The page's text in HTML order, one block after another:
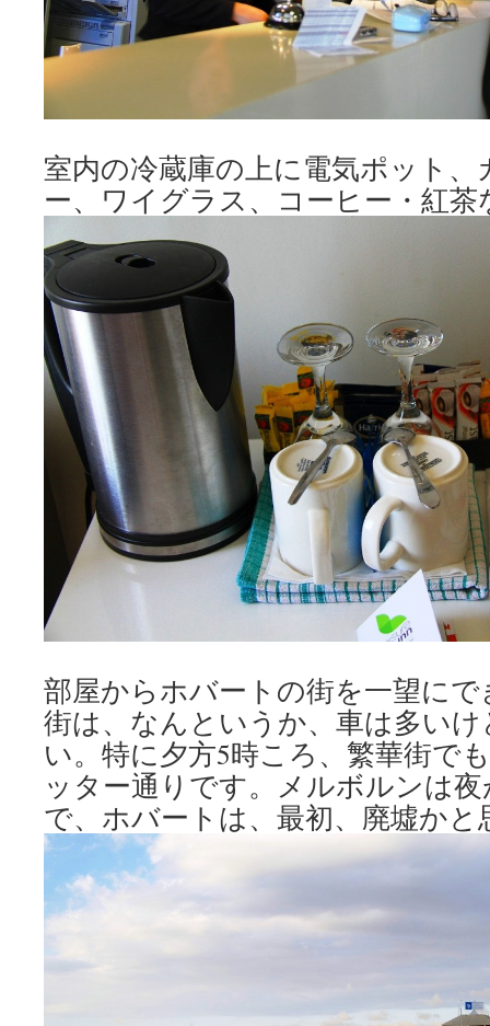
室内の冷蔵庫の上に電気ポット
ー、ワイグラス、コーヒー・紅茶
部屋からホバートの街を一望に
街は、なんというか、車は多い
い。特に夕方5時ころ、繁華街で
ッター通りです。メルボルンは
で、ホバートは、最初、廃墟かと